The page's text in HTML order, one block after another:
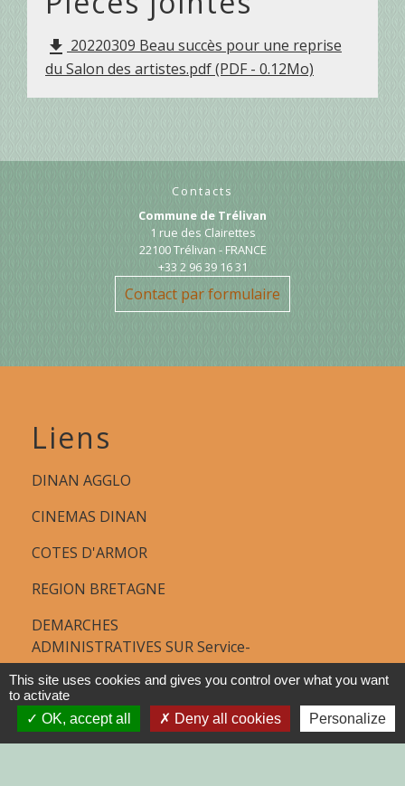
file_download 20220309 Beau succès pour une reprise
du Salon des artistes.pdf (PDF - 0.12Mo)
Contacts
Commune de Trélivan
1 rue des Clairettes
22100 Trélivan - FRANCE
+33 2 96 39 16 31
Contact par formulaire
Liens
DINAN AGGLO
CINEMAS DINAN
COTES D'ARMOR
REGION BRETAGNE
DEMARCHES
ADMINISTRATIVES SUR Service-
public.fr
Jumelages
This site uses cookies and gives you control over what you want
to activate
OK, accept all
Deny all cookies Personalize